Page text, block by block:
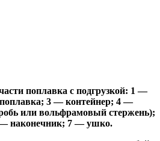
поплавка с подгрузкой: 1 —
3 — контейнер; 4 —
или вольфрамовый стержень);
наконечник; 7 — ушко.